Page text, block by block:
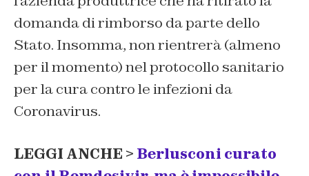
domanda di rimborso da parte dello
Stato. Insomma, non rientrerà (almeno
per il momento) nel protocollo sanitario
per la cura contro le infezioni da
Coronavirus.
LEGGI ANCHE > Berlusconi curato